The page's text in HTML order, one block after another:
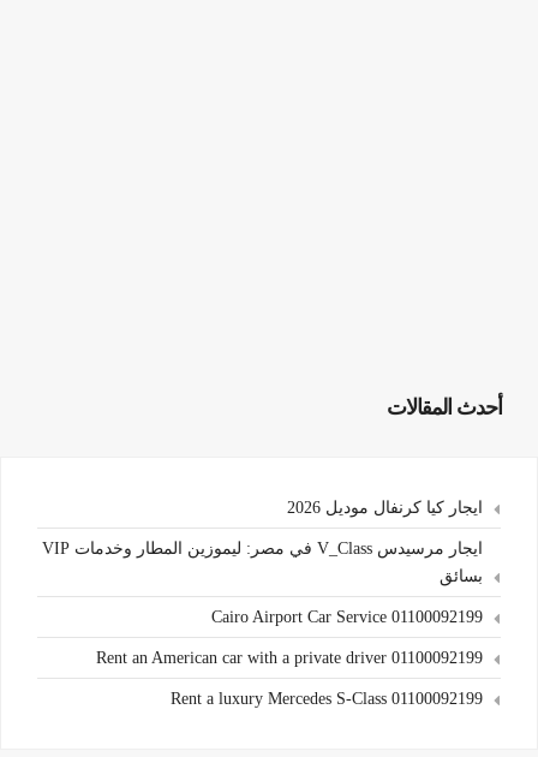
أحدث المقالات
ايجار كيا كرنفال موديل 2026
ايجار مرسيدس V_Class في مصر: ليموزين المطار وخدمات VIP
بسائق
Cairo Airport Car Service 01100092199
Rent an American car with a private driver 01100092199
Rent a luxury Mercedes S-Class 01100092199